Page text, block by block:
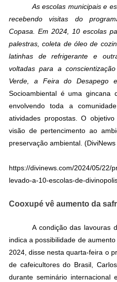
As escolas municipais e
recebendo visitas do
Copasa. Em 2024, 10 escolas
palestras, coleta de óleo de
latinhas de refrigerante e
voltadas para a
Verde, a Feira do Desapego
Socioambiental é uma gincana
envolvendo toda a
atividades propostas. O
visão de pertencimento ao
preservação ambiental. (
https://divinews.com/2024/05/22/
levado-a-10-escolas-de-
Cooxupé vê aumento da
A condição das lavouras
indica a possibilidade de
2024, disse nesta quarta-feira o
de cafeicultores do Brasil,
durante seminário internacional